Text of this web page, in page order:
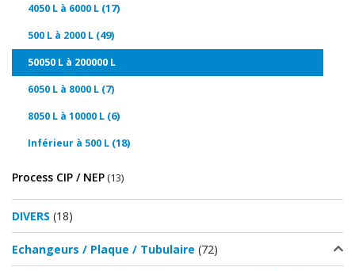
4050 L à 6000 L (17)
500 L à 2000 L (49)
50050 L à 200000 L
6050 L à 8000 L (7)
8050 L à 10000 L (6)
Inférieur à 500 L (18)
Process CIP / NEP(13)
DIVERS (18)
Echangeurs / Plaque / Tubulaire (72)